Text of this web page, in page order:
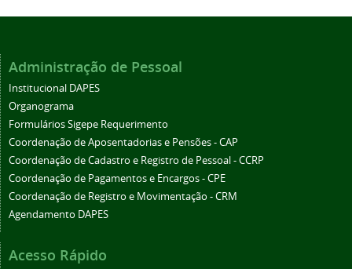
Administração de Pessoal
Institucional DAPES
Organograma
Formulários Sigepe Requerimento
Coordenação de Aposentadorias e Pensões - CAP
Coordenação de Cadastro e Registro de Pessoal - CCRP
Coordenação de Pagamentos e Encargos - CPE
Coordenação de Registro e Movimentação - CRM
Agendamento DAPES
Acesso Rápido